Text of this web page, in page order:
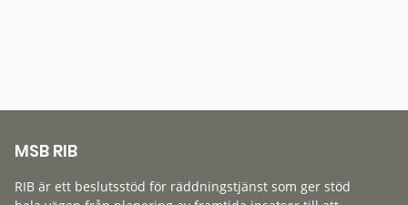
MSB RIB
RIB är ett beslutsstöd för räddningstjänst som ger stöd